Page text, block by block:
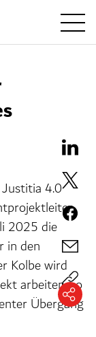
4.0
2025 die
in den
Kolbe wird
arbeiten, so
Übergang